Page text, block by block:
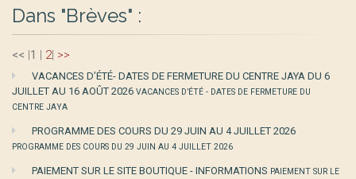
Dans "Brèves" :
<< |1 | 2| >>
VACANCES D’ÉTÉ- DATES DE FERMETURE DU CENTRE JAYA DU 6
JUILLET AU 16 AOÛT 2026 VACANCES D’ÉTÉ - DATES DE FERMETURE DU
CENTRE JAYA
PROGRAMME DES COURS DU 29 JUIN AU 4 JUILLET 2026
PROGRAMME DES COURS DU 29 JUIN AU 4 JUILLET 2026
PAIEMENT SUR LE SITE BOUTIQUE - INFORMATIONS PAIEMENT SUR LE